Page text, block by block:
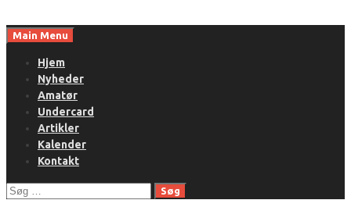
toMain Menu
Hjem
Nyheder
Amatør
Undercard
Artikler
Kalender
Kontakt
Søg